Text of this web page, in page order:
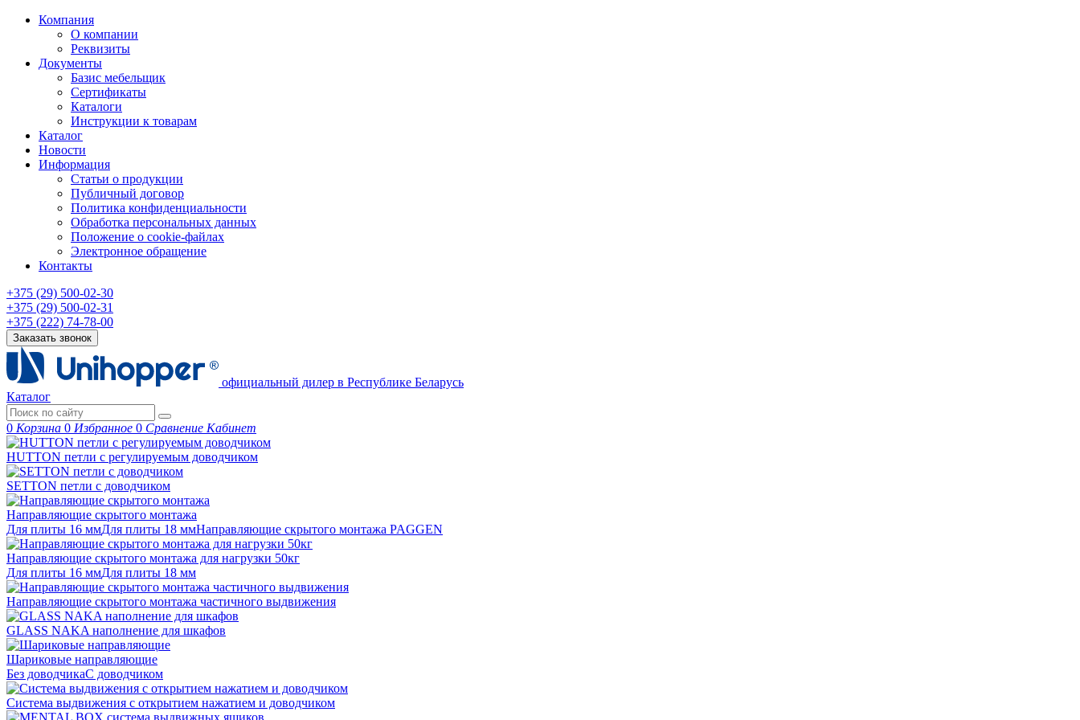
Компания
О компании
Реквизиты
Документы
Базис мебельщик
Сертификаты
Каталоги
Инструкции к товарам
Каталог
Новости
Информация
Статьи о продукции
Публичный договор
Политика конфиденциальности
Обработка персональных данных
Положение о cookie-файлах
Электронное обращение
Контакты
+375 (29) 500-02-30
+375 (29) 500-02-31
+375 (222) 74-78-00
Заказать звонок
официальный дилер в Республике Беларусь
Каталог
0 Корзина 0 Избранное 0 Сравнение Кабинет
HUTTON петли с регулируемым доводчиком
SETTON петли с доводчиком
Направляющие скрытого монтажа
Для плиты 16 ммДля плиты 18 ммНаправляющие скрытого монтажа PAGGEN
Направляющие скрытого монтажа для нагрузки 50кг
Для плиты 16 ммДля плиты 18 мм
Направляющие скрытого монтажа частичного выдвижения
GLASS NAKA наполнение для шкафов
Шариковые направляющие
Без доводчикаС доводчиком
Система выдвижения с открытием нажатием и доводчиком